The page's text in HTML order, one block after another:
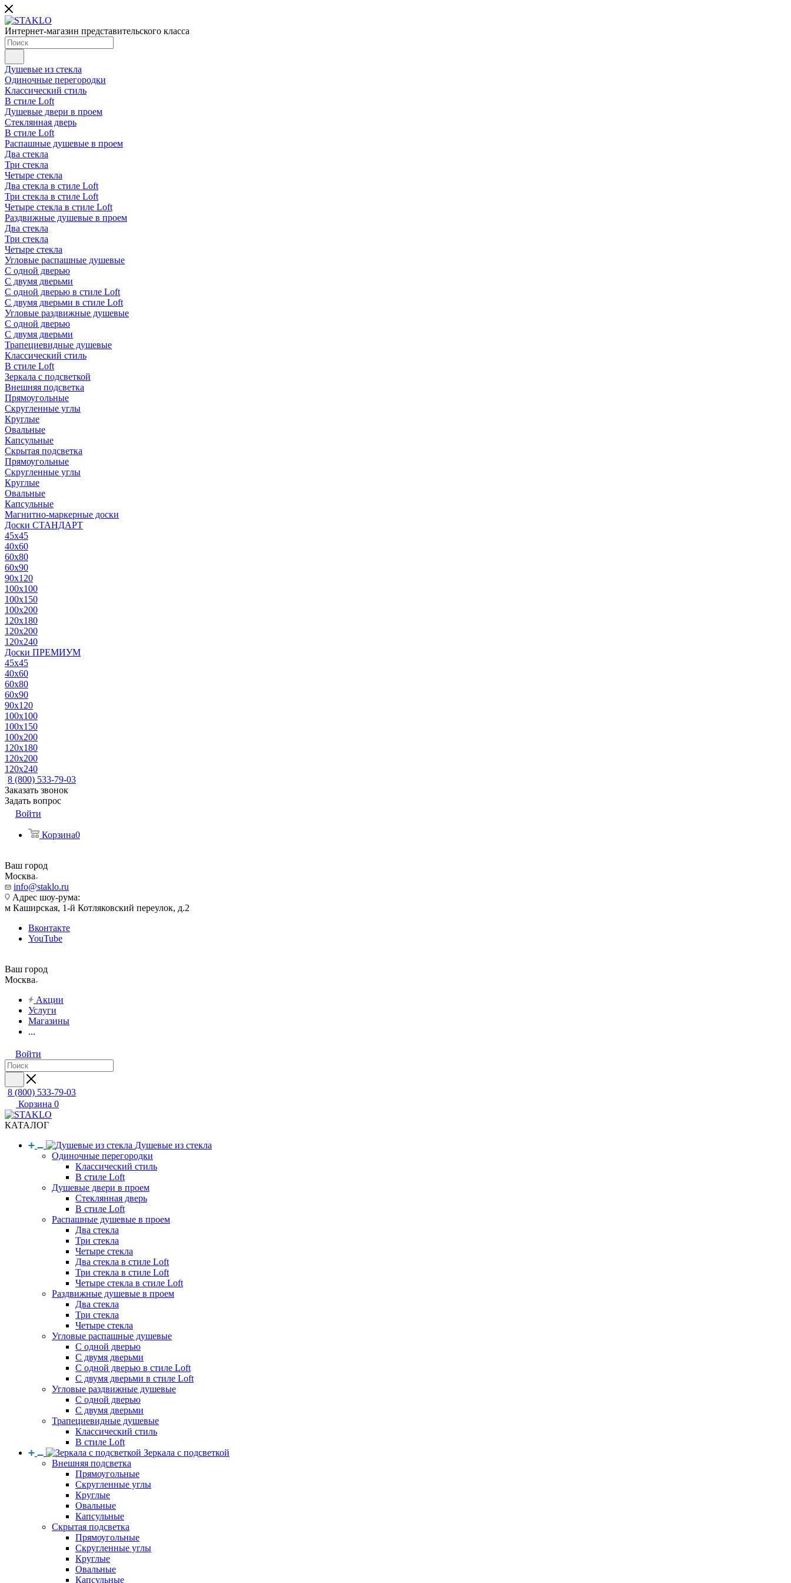
Интернет-магазин представительского класса
Душевые из стекла
Одиночные перегородки
Классический стиль
В стиле Loft
Душевые двери в проем
Стеклянная дверь
В стиле Loft
Распашные душевые в проем
Два стекла
Три стекла
Четыре стекла
Два стекла в стиле Loft
Три стекла в стиле Loft
Четыре стекла в стиле Loft
Раздвижные душевые в проем
Два стекла
Три стекла
Четыре стекла
Угловые распашные душевые
С одной дверью
С двумя дверьми
С одной дверью в стиле Loft
С двумя дверьми в стиле Loft
Угловые раздвижные душевые
С одной дверью
С двумя дверьми
Трапециевидные душевые
Классический стиль
В стиле Loft
Зеркала с подсветкой
Внешняя подсветка
Прямоугольные
Скругленные углы
Круглые
Овальные
Капсульные
Скрытая подсветка
Прямоугольные
Скругленные углы
Круглые
Овальные
Капсульные
Магнитно-маркерные доски
Доски СТАНДАРТ
45x45
40x60
60x80
60x90
90x120
100x100
100x150
100x200
120x180
120x200
120x240
Доски ПРЕМИУМ
45x45
40x60
60x80
60x90
90x120
100x100
100x150
100x200
120x180
120x200
120x240
8 (800) 533-79-03
Заказать звонок
Задать вопрос
Войти
Корзина0
Ваш город
Москва
info@staklo.ru
Адрес шоу-рума:
м Каширская, 1-й Котляковский переулок, д.2
Вконтакте
YouTube
Ваш город
Москва
Акции
Услуги
Магазины
...
Войти
8 (800) 533-79-03
Корзина 0
КАТАЛОГ
Душевые из стекла
Одиночные перегородки
Классический стиль
В стиле Loft
Душевые двери в проем
Стеклянная дверь
В стиле Loft
Распашные душевые в проем
Два стекла
Три стекла
Четыре стекла
Два стекла в стиле Loft
Три стекла в стиле Loft
Четыре стекла в стиле Loft
Раздвижные душевые в проем
Два стекла
Три стекла
Четыре стекла
Угловые распашные душевые
С одной дверью
С двумя дверьми
С одной дверью в стиле Loft
С двумя дверьми в стиле Loft
Угловые раздвижные душевые
С одной дверью
С двумя дверьми
Трапециевидные душевые
Классический стиль
В стиле Loft
Зеркала с подсветкой
Внешняя подсветка
Прямоугольные
Скругленные углы
Круглые
Овальные
Капсульные
Скрытая подсветка
Прямоугольные
Скругленные углы
Круглые
Овальные
Капсульные